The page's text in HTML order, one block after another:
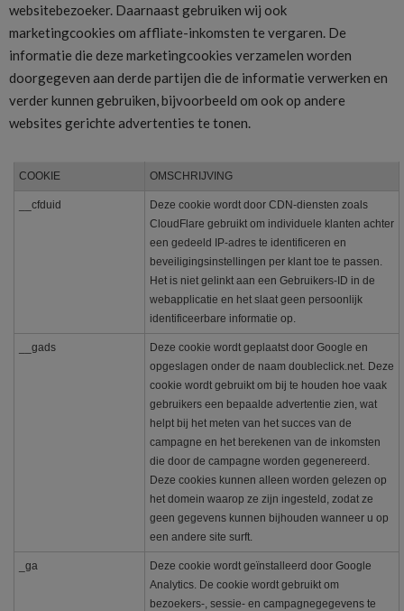
websitebezoeker. Daarnaast gebruiken wij ook
marketingcookies om affliate-inkomsten te vergaren. De
informatie die deze marketingcookies verzamelen worden
doorgegeven aan derde partijen die de informatie verwerken en
verder kunnen gebruiken, bijvoorbeeld om ook op andere
websites gerichte advertenties te tonen.
COOKIE OMSCHRIJVING
__cfduid
Deze cookie wordt door CDN-diensten zoals
CloudFlare gebruikt om individuele klanten achter
een gedeeld IP-adres te identificeren en
beveiligingsinstellingen per klant toe te passen.
Het is niet gelinkt aan een Gebruikers-ID in de
webapplicatie en het slaat geen persoonlijk
identificeerbare informatie op.
__gads
Deze cookie wordt geplaatst door Google en
opgeslagen onder de naam doubleclick.net. Deze
cookie wordt gebruikt om bij te houden hoe vaak
gebruikers een bepaalde advertentie zien, wat
helpt bij het meten van het succes van de
campagne en het berekenen van de inkomsten
die door de campagne worden gegenereerd.
Deze cookies kunnen alleen worden gelezen op
het domein waarop ze zijn ingesteld, zodat ze
geen gegevens kunnen bijhouden wanneer u op
een andere site surft.
_ga
Deze cookie wordt geïnstalleerd door Google
Analytics. De cookie wordt gebruikt om
bezoekers-, sessie- en campagnegegevens te